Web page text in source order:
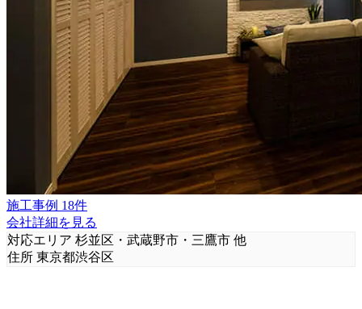
施工事例 18件
会社詳細を見る
対応エリア 杉並区・武蔵野市・三鷹市 他
住所 東京都渋谷区